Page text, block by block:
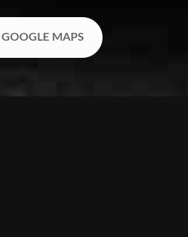
MAPS